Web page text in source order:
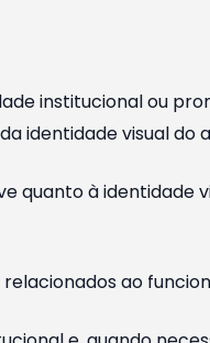
institucional ou
identidade visual do
quanto à identidade
ao